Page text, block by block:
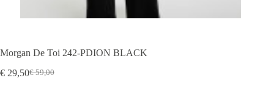
Morgan De Toi 242-PDION BLACK
€59,00
Oorspronkelijke
€ 29,50Huidige